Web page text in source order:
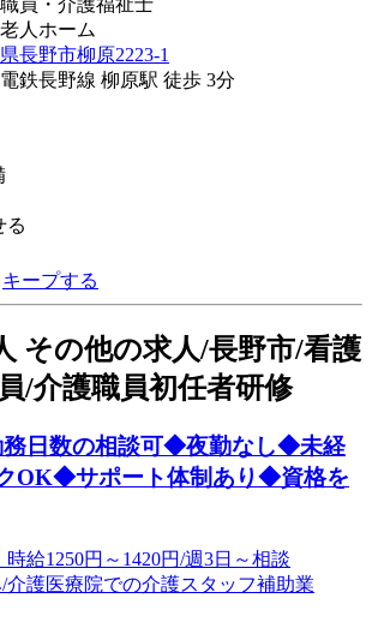
員・介護福祉士
人ホーム
長野市柳原2223-1
鉄長野線 柳原駅 徒歩 3分
る
キープする
その他の求人/長野市/看護
/介護職員初任者研修
務日数の相談可◆夜勤なし◆未経
OK◆サポート体制あり◆資格を